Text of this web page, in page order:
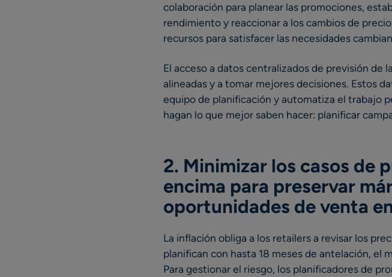
colaboración para planear las promociones,
rendimiento y reaccionar a los cambios de
recursos para satisfacer las necesidades
El acceso a datos centralizados de previsión de
alineadas y a tomar mejores decisiones. Estos
equipo de planificación y automatiza el trabajo
hagan lo que mejor saben hacer: planificar
2. Minimizar los casos de
encima para preservar
oportunidades de venta
La inflación obliga a los retailers a revisar los
planifican con hasta 18 meses de antelación, el
Para gestionar el riesgo, los planificadores de